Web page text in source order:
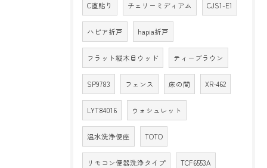
C直貼り チェリーミディアム CJS1-E1
ハピア折戸 hapia折戸
フラット縦木目ウッド ティーブラウン
SP9783 フェンス 床の間 XR-462
LYT84016 ウォシュレット
温水洗浄便座 TOTO
リモコン便器洗浄タイプ TCF6553A